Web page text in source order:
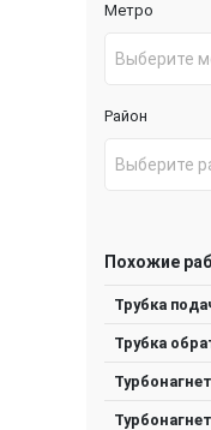
Метро
Выберите
Район
Выберите
Похожие
Трубка
Трубка